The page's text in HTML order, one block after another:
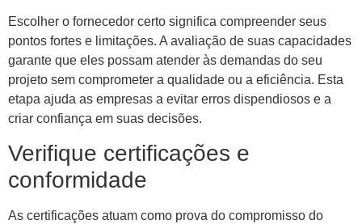
Escolher o fornecedor certo significa compreender seus
pontos fortes e limitações. A avaliação de suas capacidades
garante que eles possam atender às demandas do seu
projeto sem comprometer a qualidade ou a eficiência. Esta
etapa ajuda as empresas a evitar erros dispendiosos e a
criar confiança em suas decisões.
Verifique certificações e
conformidade
As certificações atuam como prova do compromisso do